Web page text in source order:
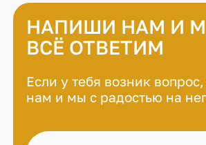
НАПИШИ НАМ И
ВСЁ ОТВЕТИМ
Если у тебя возник
нам и мы с радостью на